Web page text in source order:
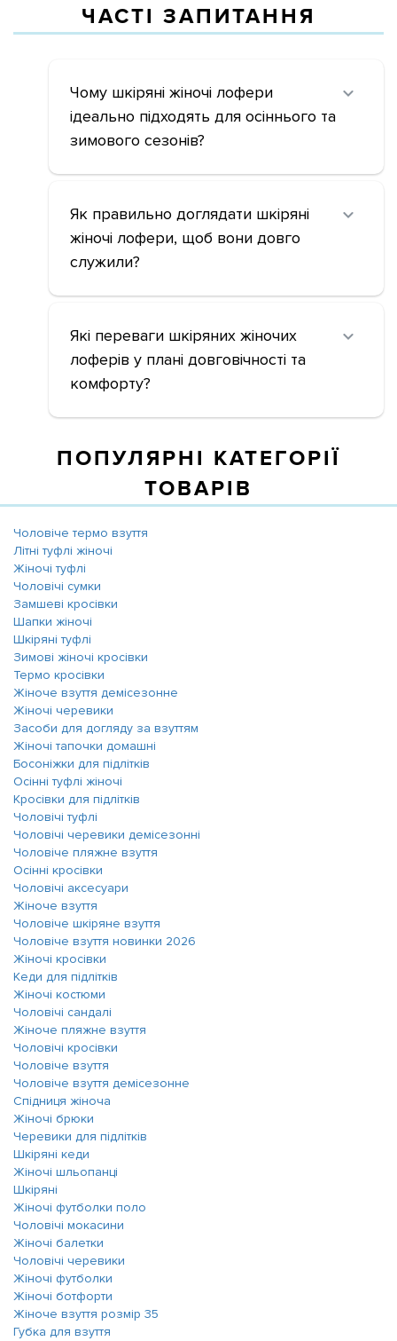
ЧАСТІ ЗАПИТАННЯ
Чому шкіряні жіночі лофери
ідеально підходять для осіннього та
зимового сезонів?
Як правильно доглядати шкіряні
жіночі лофери, щоб вони довго
служили?
Які переваги шкіряних жіночих
лоферів у плані довговічності та
комфорту?
ПОПУЛЯРНІ КАТЕГОРІЇ
ТОВАРІВ
Чоловіче термо взуття
Літні туфлі жіночі
Жіночі туфлі
Чоловічі сумки
Замшеві кросівки
Шапки жіночі
Шкіряні туфлі
Зимові жіночі кросівки
Термо кросівки
Жіноче взуття демісезонне
Жіночі черевики
Засоби для догляду за взуттям
Жіночі тапочки домашні
Босоніжки для підлітків
Осінні туфлі жіночі
Кросівки для підлітків
Чоловічі туфлі
Чоловічі черевики демісезонні
Чоловіче пляжне взуття
Осінні кросівки
Чоловічі аксесуари
Жіноче взуття
Чоловіче шкіряне взуття
Чоловіче взуття новинки 2026
Жіночі кросівки
Кеди для підлітків
Жіночі костюми
Чоловічі сандалі
Жіноче пляжне взуття
Чоловічі кросівки
Чоловіче взуття
Чоловіче взуття демісезонне
Спідниця жіноча
Жіночі брюки
Черевики для підлітків
Шкіряні кеди
Жіночі шльопанці
Шкіряні
Жіночі футболки поло
Чоловічі мокасини
Жіночі балетки
Чоловічі черевики
Жіночі футболки
Жіночі ботфорти
Жіноче взуття розмір 35
Губка для взуття